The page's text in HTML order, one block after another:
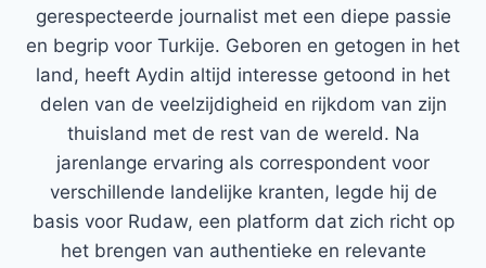
gerespecteerde journalist met een diepe passie
en begrip voor Turkije. Geboren en getogen in het
land, heeft Aydin altijd interesse getoond in het
delen van de veelzijdigheid en rijkdom van zijn
thuisland met de rest van de wereld. Na
jarenlange ervaring als correspondent voor
verschillende landelijke kranten, legde hij de
basis voor Rudaw, een platform dat zich richt op
het brengen van authentieke en relevante